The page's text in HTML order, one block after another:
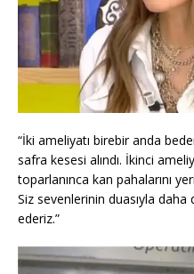
“İki ameliyatı birebir anda
safra kesesi alındı. İkinci
toparlanınca kan pahalarını
Siz sevenlerinin duasıyla
ederiz.”